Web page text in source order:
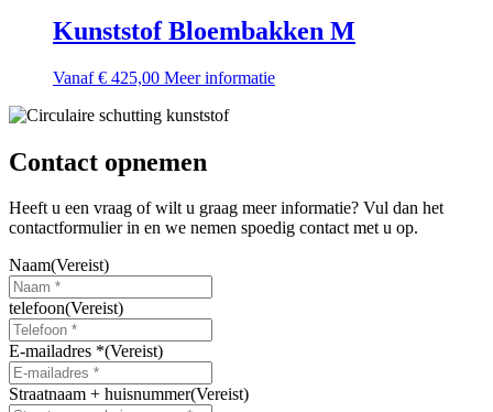
worden
op
productpagina
Kunststof Bloembakken M
Vanaf € 425,00 Meer informatieDit
kan
gekozen
Contact opnemen
Heeft u een vraag of wilt u graag meer informatie? Vul dan het
contactformulier in en we nemen spoedig contact met u op.
Naam(Vereist)
telefoon(Vereist)
E-mailadres *(Vereist)
Straatnaam + huisnummer(Vereist)